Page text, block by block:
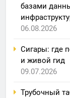
базами
06.08.2026
Сигары: где
и живой гид
09.07.2026
Трубочный